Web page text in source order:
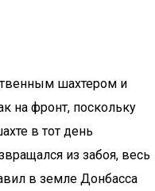
шахтером и
на фронт, поскольку
в тот день
из забоя, весь
в земле Донбасса